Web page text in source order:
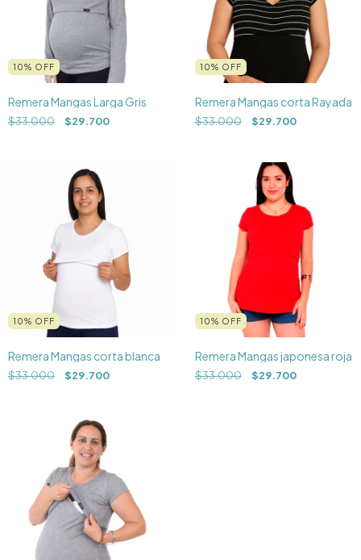
10% OFF
Remera Mangas Larga Gris
$33.000 $29.700
10% OFF
Remera Mangas corta Rayada
$33.000 $29.700
10% OFF
Remera Mangas corta blanca
$33.000 $29.700
10% OFF
Remera Mangas japonesa roja
$33.000 $29.700